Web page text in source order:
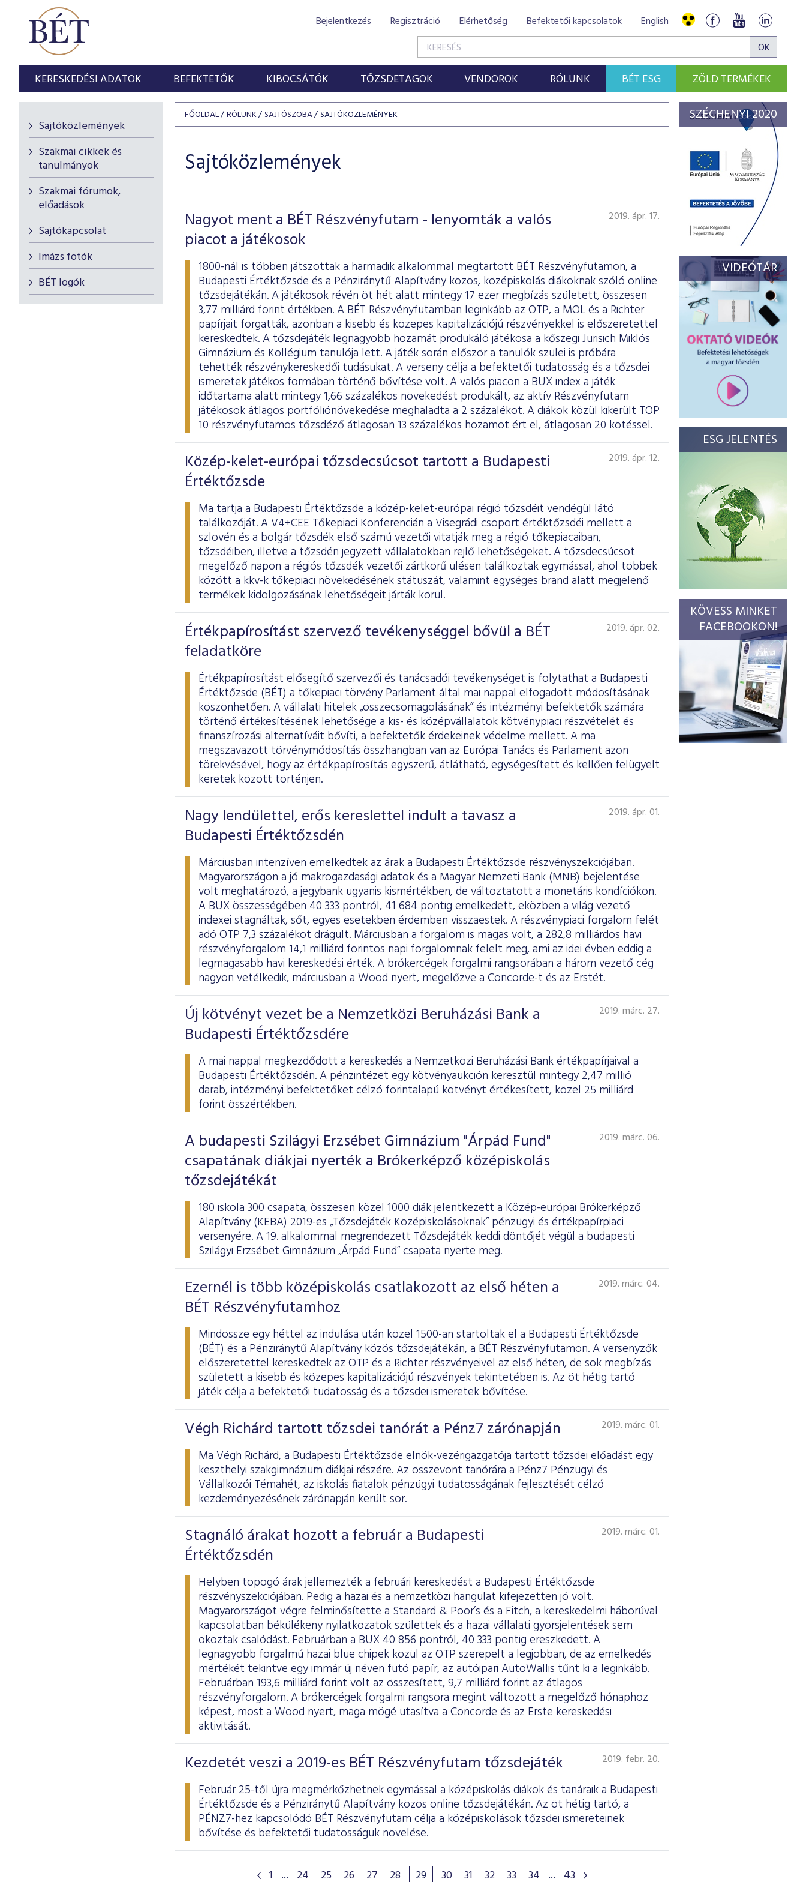
Bejelentkezés Regisztráció Elérhetőség Befektetői kapcsolatok English
KERESKEDÉSI ADATOK BEFEKTETŐK KIBOCSÁTÓK TŐZSDETAGOK VENDOROK RÓLUNK BÉT ESG ZÖLD TERMÉKEK
Sajtóközlemények
Szakmai cikkek és
tanulmányok
Szakmai fórumok,
előadások
Sajtókapcsolat
Imázs fotók
BÉT logók
FŐOLDAL RÓLUNK SAJTÓSZOBA SAJTÓKÖZLEMÉNYEK
Sajtóközlemények
Nagyot ment a BÉT Részvényfutam - lenyomták a valós
piacot a játékosok
2019. ápr. 17.
1800-nál is többen játszottak a harmadik alkalommal megtartott BÉT Részvényfutamon, a
Budapesti Értéktőzsde és a Pénziránytű Alapítvány közös, középiskolás diákoknak szóló online
tőzsdejátékán. A játékosok révén öt hét alatt mintegy 17 ezer megbízás született, összesen
3,77 milliárd forint értékben. A BÉT Részvényfutamban leginkább az OTP, a MOL és a Richter
papírjait forgatták, azonban a kisebb és közepes kapitalizációjú részvényekkel is előszeretettel
kereskedtek. A tőzsdejáték legnagyobb hozamát produkáló játékosa a kőszegi Jurisich Miklós
Gimnázium és Kollégium tanulója lett. A játék során először a tanulók szülei is próbára
tehették részvénykereskedői tudásukat. A verseny célja a befektetői tudatosság és a tőzsdei
ismeretek játékos formában történő bővítése volt. A valós piacon a BUX index a játék
időtartama alatt mintegy 1,66 százalékos növekedést produkált, az aktív Részvényfutam
játékosok átlagos portfóliónövekedése meghaladta a 2 százalékot. A diákok közül kikerült TOP
10 részvényfutamos tőzsdéző átlagosan 13 százalékos hozamot ért el, átlagosan 20 kötéssel.
Közép-kelet-európai tőzsdecsúcsot tartott a Budapesti
Értéktőzsde
2019. ápr. 12.
Ma tartja a Budapesti Értéktőzsde a közép-kelet-európai régió tőzsdéit vendégül látó
találkozóját. A V4+CEE Tőkepiaci Konferencián a Visegrádi csoport értéktőzsdéi mellett a
szlovén és a bolgár tőzsdék első számú vezetői vitatják meg a régió tőkepiacaiban,
tőzsdéiben, illetve a tőzsdén jegyzett vállalatokban rejlő lehetőségeket. A tőzsdecsúcsot
megelőző napon a régiós tőzsdék vezetői zártkörű ülésen találkoztak egymással, ahol többek
között a kkv-k tőkepiaci növekedésének státuszát, valamint egységes brand alatt megjelenő
termékek kidolgozásának lehetőségeit járták körül.
Értékpapírosítást szervező tevékenységgel bővül a BÉT
feladatköre
2019. ápr. 02.
Értékpapírosítást elősegítő szervezői és tanácsadói tevékenységet is folytathat a Budapesti
Értéktőzsde (BÉT) a tőkepiaci törvény Parlament által mai nappal elfogadott módosításának
köszönhetően. A vállalati hitelek „összecsomagolásának” és intézményi befektetők számára
történő értékesítésének lehetősége a kis- és középvállalatok kötvénypiaci részvételét és
finanszírozási alternatíváit bővíti, a befektetők érdekeinek védelme mellett. A ma
megszavazott törvénymódosítás összhangban van az Európai Tanács és Parlament azon
törekvésével, hogy az értékpapírosítás egyszerű, átlátható, egységesített és kellően felügyelt
keretek között történjen.
Nagy lendülettel, erős kereslettel indult a tavasz a
Budapesti Értéktőzsdén
2019. ápr. 01.
Márciusban intenzíven emelkedtek az árak a Budapesti Értéktőzsde részvényszekciójában.
Magyarországon a jó makrogazdasági adatok és a Magyar Nemzeti Bank (MNB) bejelentése
volt meghatározó, a jegybank ugyanis kismértékben, de változtatott a monetáris kondíciókon.
A BUX összességében 40 333 pontról, 41 684 pontig emelkedett, eközben a világ vezető
indexei stagnáltak, sőt, egyes esetekben érdemben visszaestek. A részvénypiaci forgalom felét
adó OTP 7,3 százalékot drágult. Márciusban a forgalom is magas volt, a 282,8 milliárdos havi
részvényforgalom 14,1 milliárd forintos napi forgalomnak felelt meg, ami az idei évben eddig a
legmagasabb havi kereskedési érték. A brókercégek forgalmi rangsorában a három vezető cég
nagyon vetélkedik, márciusban a Wood nyert, megelőzve a Concorde-t és az Erstét.
Új kötvényt vezet be a Nemzetközi Beruházási Bank a
Budapesti Értéktőzsdére
2019. márc. 27.
A mai nappal megkezdődött a kereskedés a Nemzetközi Beruházási Bank értékpapírjaival a
Budapesti Értéktőzsdén. A pénzintézet egy kötvényaukción keresztül mintegy 2,47 millió
darab, intézményi befektetőket célzó forintalapú kötvényt értékesített, közel 25 milliárd
forint összértékben.
A budapesti Szilágyi Erzsébet Gimnázium "Árpád Fund"
csapatának diákjai nyerték a Brókerképző középiskolás
tőzsdejátékát
2019. márc. 06.
180 iskola 300 csapata, összesen közel 1000 diák jelentkezett a Közép-európai Brókerképző
Alapítvány (KEBA) 2019-es „Tőzsdejáték Középiskolásoknak” pénzügyi és értékpapírpiaci
versenyére. A 19. alkalommal megrendezett Tőzsdejáték keddi döntőjét végül a budapesti
Szilágyi Erzsébet Gimnázium „Árpád Fund” csapata nyerte meg.
Ezernél is több középiskolás csatlakozott az első héten a
BÉT Részvényfutamhoz
2019. márc. 04.
Mindössze egy héttel az indulása után közel 1500-an startoltak el a Budapesti Értéktőzsde
(BÉT) és a Pénziránytű Alapítvány közös tőzsdejátékán, a BÉT Részvényfutamon. A versenyzők
előszeretettel kereskedtek az OTP és a Richter részvényeivel az első héten, de sok megbízás
született a kisebb és közepes kapitalizációjú részvények tekintetében is. Az öt hétig tartó
játék célja a befektetői tudatosság és a tőzsdei ismeretek bővítése.
Végh Richárd tartott tőzsdei tanórát a Pénz7 zárónapján 2019. márc. 01.
Ma Végh Richárd, a Budapesti Értéktőzsde elnök-vezérigazgatója tartott tőzsdei előadást egy
keszthelyi szakgimnázium diákjai részére. Az összevont tanórára a Pénz7 Pénzügyi és
Vállalkozói Témahét, az iskolás fiatalok pénzügyi tudatosságának fejlesztését célzó
kezdeményezésének zárónapján került sor.
Stagnáló árakat hozott a február a Budapesti
Értéktőzsdén
2019. márc. 01.
Helyben topogó árak jellemezték a februári kereskedést a Budapesti Értéktőzsde
részvényszekciójában. Pedig a hazai és a nemzetközi hangulat kifejezetten jó volt.
Magyarországot végre felminősítette a Standard & Poor’s és a Fitch, a kereskedelmi háborúval
kapcsolatban békülékeny nyilatkozatok születtek és a hazai vállalati gyorsjelentések sem
okoztak csalódást. Februárban a BUX 40 856 pontról, 40 333 pontig ereszkedett. A
legnagyobb forgalmú hazai blue chipek közül az OTP szerepelt a legjobban, de az emelkedés
mértékét tekintve egy immár új néven futó papír, az autóipari AutoWallis tűnt ki a leginkább.
Februárban 193,6 milliárd forint volt az összesített, 9,7 milliárd forint az átlagos
részvényforgalom. A brókercégek forgalmi rangsora megint változott a megelőző hónaphoz
képest, most a Wood nyert, maga mögé utasítva a Concorde és az Erste kereskedési
aktivitását.
Kezdetét veszi a 2019-es BÉT Részvényfutam tőzsdejáték 2019. febr. 20.
Február 25-től újra megmérkőzhetnek egymással a középiskolás diákok és tanáraik a Budapesti
Értéktőzsde és a Pénziránytű Alapítvány közös online tőzsdejátékán. Az öt hétig tartó, a
PÉNZ7-hez kapcsolódó BÉT Részvényfutam célja a középiskolások tőzsdei ismereteinek
bővítése és befektetői tudatosságuk növelése.
1 ... 24 25 26 27 28 29 30 31 32 33 34 ... 43
SZÉCHENYI 2020
VIDEÓTÁR
ESG JELENTÉS
KÖVESS MINKET
FACEBOOKON!